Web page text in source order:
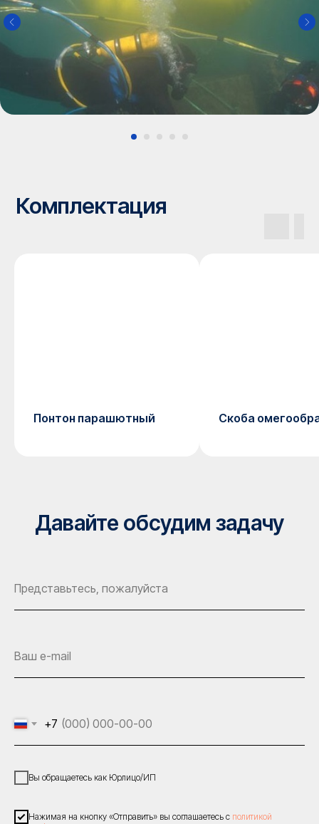
Понтон парашютный Скоба
Давайте обсудим задачу
+7
Вы обращаетесь как Юрлицо/ИП
Нажимая на кнопку «Отправить» вы соглашаетесь с политикой